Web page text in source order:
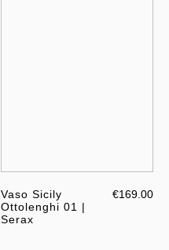
Vaso Sicily
Ottolenghi 01 |
Serax
€169.00